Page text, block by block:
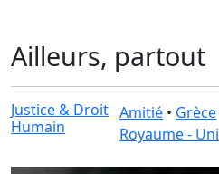
Ailleurs, partout
Justice & Droit
Humain
Amitié • Grèce
Royaume - Uni